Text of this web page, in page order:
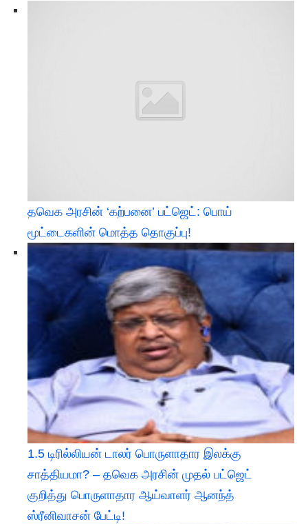
தவெக அரசின் ‘கற்பனை’ பட்ஜெட்: பொய்
மூட்டைகளின் மொத்த தொகுப்பு!
1.5 டிரில்லியன் டாலர் பொருளாதார இலக்கு
சாத்தியமா? – தவெக அரசின் முதல் பட்ஜெட்
குறித்து பொருளாதார ஆய்வாளர் ஆனந்த்
ஸ்ரீனிவாசன் பேட்டி!